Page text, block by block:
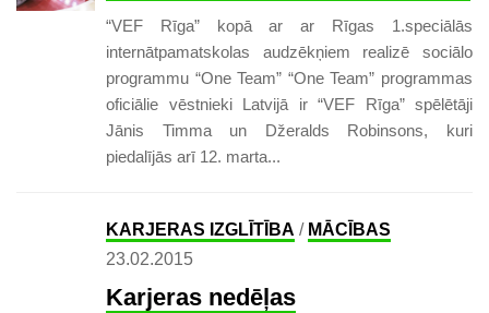
“VEF Rīga” kopā ar ar Rīgas 1.speciālās
internātpamatskolas audzēkņiem realizē sociālo
programmu “One Team” “One Team” programmas
oficiālie vēstnieki Latvijā ir “VEF Rīga” spēlētāji
Jānis Timma un Džeralds Robinsons, kuri
piedalījās arī 12. marta...
KARJERAS IZGLĪTĪBA / MĀCĪBAS
23.02.2015
Karjeras nedēļas